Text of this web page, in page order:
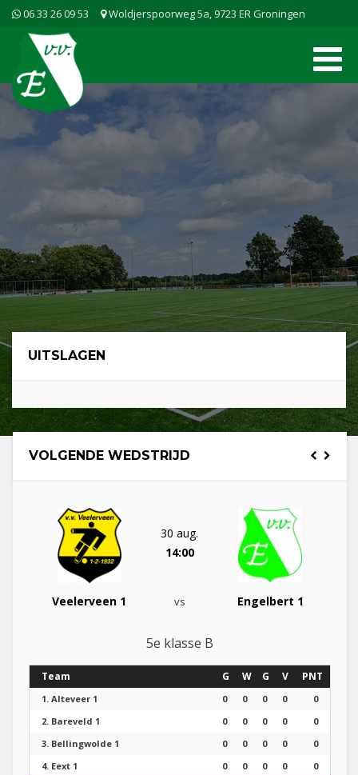
06 33 26 09 53 Woldjerspoorweg 5a, 9723 ER Groningen
UITSLAGEN
VOLGENDE WEDSTRIJD
Veelerveen 1
30 aug.
14:00
vs Engelbert 1
5e klasse B
Team G W G V PNT
1. Alteveer 1 0 0 0 0
0
2. Bareveld 1 0 0 0 0
0
3. Bellingwolde 1 0 0 0 0
0
4. Eext 1 0 0 0 0
0